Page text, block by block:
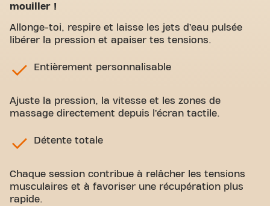
mouiller !
Allonge-toi, respire et laisse les jets d’eau pulsée
libérer la pression et apaiser tes tensions.
Entièrement personnalisable
Ajuste la pression, la vitesse et les zones de
massage directement depuis l’écran tactile.
Détente totale
Chaque session contribue à relâcher les tensions
musculaires et à favoriser une récupération plus
rapide.